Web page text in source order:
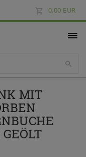
0,00 EUR
MIT